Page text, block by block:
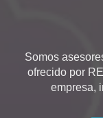
Somos
ofrecido por
empresa,